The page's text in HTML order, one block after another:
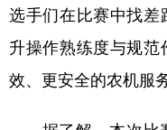
选手们在比赛中找
升操作熟练度与规
效、更安全的农机服